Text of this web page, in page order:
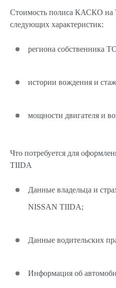
Стоимость полиса КАСКО на
следующих характеристик:
региона собственника
истории вождения и
мощности двигателя и
Что потребуется для
TIIDA
Данные владельца и
NISSAN TIIDA;
Данные водительских
Информация об